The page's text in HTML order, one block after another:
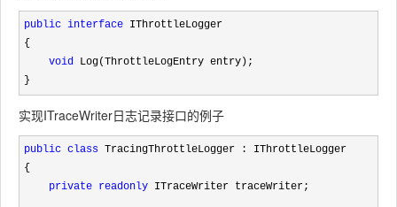
public interface IThrottleLogger
{
void Log(ThrottleLogEntry entry);
}
实现ITraceWriter日志记录接口的例子
public class TracingThrottleLogger : IThrottleLogger
{
private readonly ITraceWriter traceWriter;